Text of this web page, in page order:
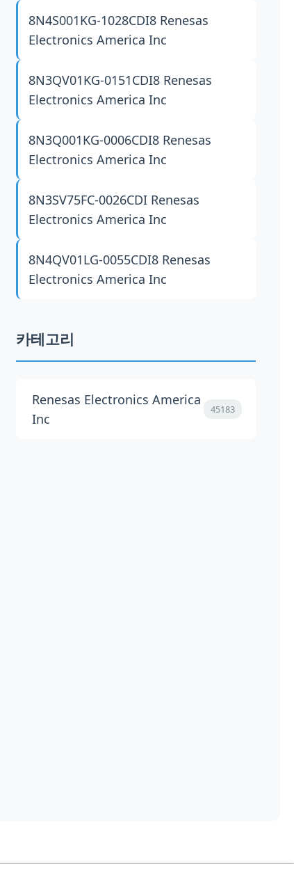
8N4S001KG-1028CDI8 Renesas
Electronics America Inc
8N3QV01KG-0151CDI8 Renesas
Electronics America Inc
8N3Q001KG-0006CDI8 Renesas
Electronics America Inc
8N3SV75FC-0026CDI Renesas
Electronics America Inc
8N4QV01LG-0055CDI8 Renesas
Electronics America Inc
카테고리
Renesas Electronics America
Inc
45183